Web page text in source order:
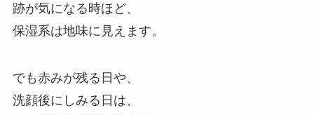
跡が気になる時ほど、
保湿系は地味に見えます。
でも赤みが残る日や、
洗顔後にしみる日は、